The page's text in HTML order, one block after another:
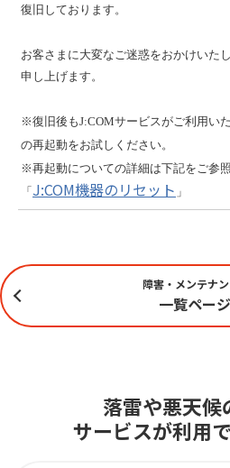
復旧しております。
お客さまに大変なご迷惑をおかけいた
申し上げます。
※復旧後もJ:COMサービスがご利用い
の再起動をお試しください。
※再起動についての詳細は下記をご参照
「 J:COM機器のリセット 」
障害・メンテナ
一覧ペー
落雷や悪天候
サービスが利用